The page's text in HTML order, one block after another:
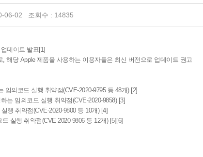
06-02 조회수 : 14835
데이트 발표[1]
해당 Apple 제품을 사용하는 이용자들은 최신 버전으로 업데이트 권고
의코드 실행 취약점(CVE-2020-9795 등 48개) [2]
는 임의코드 실행 취약점(CVE-2020-9858) [3]
행 취약점(CVE-2020-9800 등 10개) [4]
실행 취약점(CVE-2020-9806 등 12개) [5][6]